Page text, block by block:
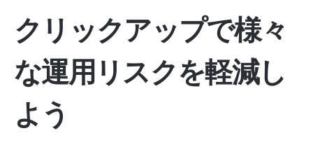
クリックアップで様々
な運用リスクを軽減し
よう